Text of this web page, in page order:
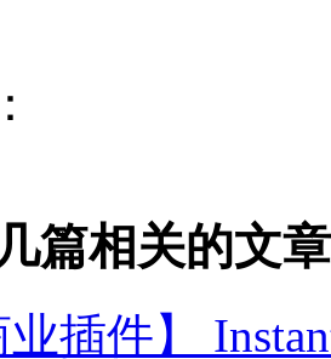
篇相关的文
业插件】